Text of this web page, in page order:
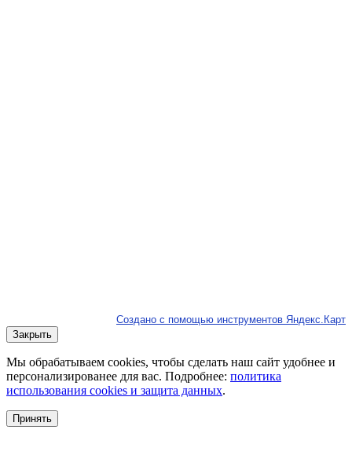
Создано с помощью инструментов Яндекс.Карт
Закрыть
Мы обрабатываем cookies, чтобы сделать наш сайт удобнее и
персонализированее для вас. Подробнее: политика
использования cookies и защита данных.
Принять